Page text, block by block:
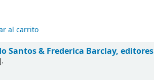
al carrito
Santos & Frederica Barclay, editores
.